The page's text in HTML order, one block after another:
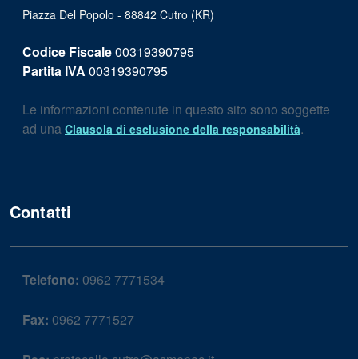
Piazza Del Popolo - 88842 Cutro (KR)
Codice Fiscale00319390795
Partita IVA 00319390795
Le informazioni contenute in questo sito sono soggette
ad una Clausola di esclusione della responsabilità.
Contatti
Telefono: 0962 7771534
Fax: 0962 7771527